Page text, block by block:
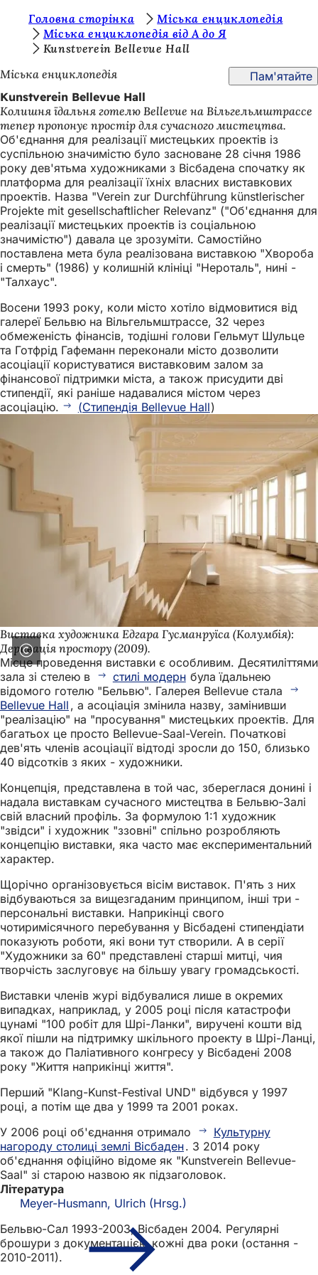
Перейти до змісту
т
у
т
:
Головна сторінка
Міська енциклопедія
Міська енциклопедія від А до Я
Kunstverein Bellevue Hall
Міська енциклопедія
Пам'ятайте
Kunstverein Bellevue Hall
Колишня їдальня готелю Bellevue на Вільгельмштрассе
тепер пропонує простір для сучасного мистецтва.
Об'єднання для реалізації мистецьких проектів із
суспільною значимістю було засноване 28 січня 1986
року дев'ятьма художниками з Вісбадена спочатку як
платформа для реалізації їхніх власних виставкових
проектів. Назва "Verein zur Durchführung künstlerischer
Projekte mit gesellschaftlicher Relevanz" ("Об'єднання для
реалізації мистецьких проектів із соціальною
значимістю") давала це зрозуміти. Самостійно
поставлена мета була реалізована виставкою "Хвороба
і смерть" (1986) у колишній клініці "Нероталь", нині -
"Талхаус".
Восени 1993 року, коли місто хотіло відмовитися від
галереї Бельвю на Вільгельмштрассе, 32 через
обмеженість фінансів, тодішні голови Гельмут Шульце
та Готфрід Гафеманн переконали місто дозволити
асоціації користуватися виставковим залом за
фінансової підтримки міста, а також присудити дві
стипендії, які раніше надавалися містом через
асоціацію.
(Стипендія Bellevue Hall)
Виставка художника Едгара Гусманруїса (Колумбія):
Деривація простору (2009).
Місце проведення виставки є особливим. Десятиліттями
зала зі стелею в
стилі модерн була їдальнею
відомого готелю "Бельвю". Галерея Bellevue стала
Bellevue Hall , а асоціація змінила назву, замінивши
"реалізацію" на "просування" мистецьких проектів. Для
багатьох це просто Bellevue-Saal-Verein. Початкові
дев'ять членів асоціації відтоді зросли до 150, близько
40 відсотків з яких - художники.
Концепція, представлена в той час, збереглася донині і
надала виставкам сучасного мистецтва в Бельвю-Залі
свій власний профіль. За формулою 1:1 художник
"звідси" і художник "ззовні" спільно розробляють
концепцію виставки, яка часто має експериментальний
характер.
Щорічно організовується вісім виставок. П'ять з них
відбуваються за вищезгаданим принципом, інші три -
персональні виставки. Наприкінці свого
чотиримісячного перебування у Вісбадені стипендіати
показують роботи, які вони тут створили. А в серії
"Художники за 60" представлені старші митці, чия
творчість заслуговує на більшу увагу громадськості.
Виставки членів журі відбувалися лише в окремих
випадках, наприклад, у 2005 році після катастрофи
цунамі "100 робіт для Шрі-Ланки", виручені кошти від
якої пішли на підтримку шкільного проекту в Шрі-Ланці,
а також до Паліативного конгресу у Вісбадені 2008
року "Життя наприкінці життя".
Перший "Klang-Kunst-Festival UND" відбувся у 1997
році, а потім ще два у 1999 та 2001 роках.
У 2006 році об'єднання отримало
Культурну
нагороду столиці землі Вісбаден. З 2014 року
об'єднання офіційно відоме як "Kunstverein Bellevue-
Saal" зі старою назвою як підзаголовок.
Література
Meyer-Husmann, Ulrich (Hrsg.)
Бельвю-Сал 1993-2003, Вісбаден 2004. Регулярні
брошури з документацією кожні два роки (остання -
2010-2011).